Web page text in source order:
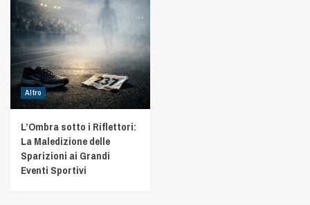
Altro
L’Ombra sotto i Riflettori:
La Maledizione delle
Sparizioni ai Grandi
Eventi Sportivi